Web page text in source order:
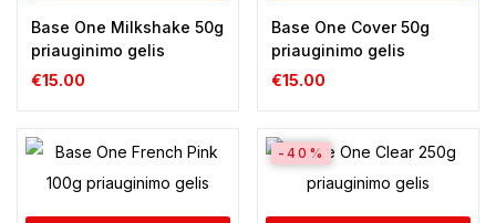
Base One Milkshake 50g
priauginimo gelis
€15.00
Base One Cover 50g
priauginimo gelis
€15.00
-40%